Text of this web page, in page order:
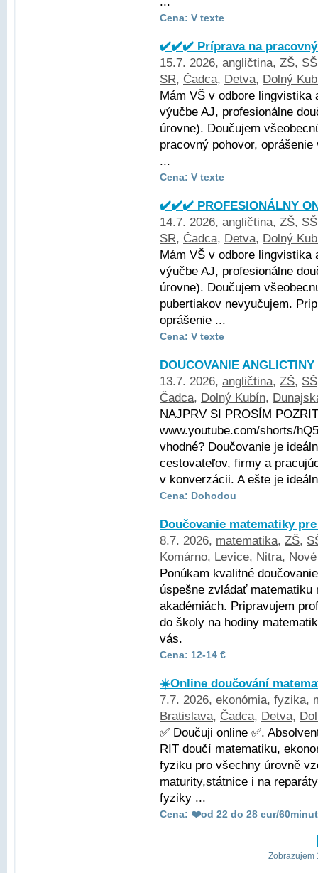
Cena: V texte
✔️✔️✔️ Príprava na
15.7. 2026, angličtina, ZŠ, SŠ
SR, Čadca, Detva, Dolný
Mám VŠ v odbore
výučbe AJ, profesionálne
úrovne). Doučujem
pracovný pohovor,
...
Cena: V texte
✔️✔️✔️ PROFESIONÁLNY
14.7. 2026, angličtina, ZŠ, SŠ
SR, Čadca, Detva, Dolný
Mám VŠ v odbore
výučbe AJ, profesionálne
úrovne). Doučujem
pubertiakov nevyučujem.
oprášenie ...
Cena: V texte
DOUCOVANIE
13.7. 2026, angličtina, ZŠ, SŠ
Čadca, Dolný Kubín,
NAJPRV SI PROSÍM
www.youtube.com/shorts/
vhodné? Doučovanie je
cestovateľov, firmy a
v konverzácii. A ešte je
Cena: Dohodou
Doučovanie matematiky
8.7. 2026, matematika, ZŠ,
Komárno, Levice, Nitra,
Ponúkam kvalitné
úspešne zvládať
akadémiách. Pripravujem
do školy na hodiny
vás.
Cena: 12-14 €
☀️Online doučování
7.7. 2026, ekonómia, fyzika,
Bratislava, Čadca, Detva,
✅ Doučuji online ✅.
RIT doučí matematiku,
fyziku pro všechny úrovně
maturity,státnice i na
fyziky ...
Cena: ❤️od 22 do 28 eur/
Zobrazujem